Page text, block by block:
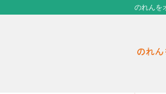
のれんを